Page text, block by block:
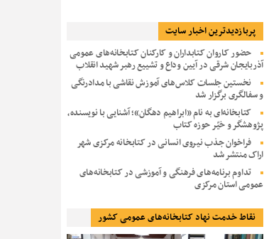
پربازديدترين اخبار سایت
حضور کاروان کتابداران و کارکنان کتابخانه‌های عمومی
آذربایجان شرقی در آیین وداع و تشییع رهبر شهید انقلاب
نخستین جلسات کلاس‌های آموزش نقاشی با مدادرنگی
و سفالگری برگزار شد
کتابخانه‌ای به نام «ابراهیم دهگان»؛ آشنایی با نویسنده،
پژوهشگر و خیّر حوزه کتاب
فراخوان جذب نیروی انسانی در کتابخانه مرکزی شهر
اراک منتشر شد
تداوم برنامه‌های فرهنگی و آموزشی در کتابخانه‌های
عمومی استان مرکزی
نقاط خدمت نهاد کتابخانه‌های عمومی کشور